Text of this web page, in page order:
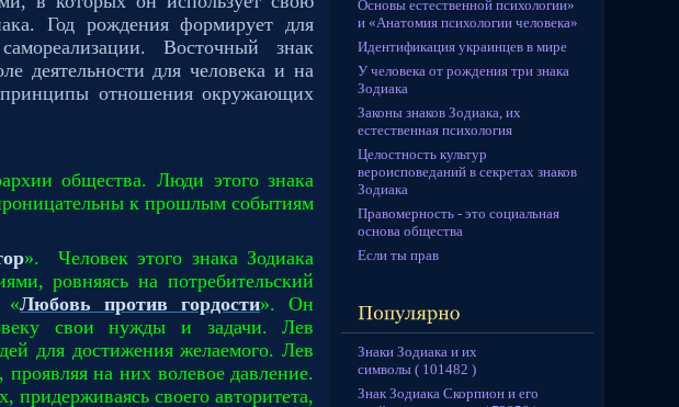
Год рождения формирует для
Восточный знак
деятельности для человека и на
отношения окружающих
общества. Люди этого знака
к прошлым событиям
».
Человек этого знака Зодиака
ровняясь на потребительский
«Любовь против гордости». Он
свои нужды и задачи. Лев
для достижения желаемого. Лев
на них волевое давление.
придерживаясь своего авторитета,
Основы естественной психологии»
и «Анатомия психологии человека»
Идентификация украинцев в мире
У человека от рождения три знака
Зодиака
Законы знаков Зодиака, их
естественная психология
Целостность культур
вероисповеданий в секретах знаков
Зодиака
Правомерность - это социальная
основа общества
Если ты прав
Знаки Зодиака и их
символы ( 101482 )
Знак Зодиака Скорпион и его